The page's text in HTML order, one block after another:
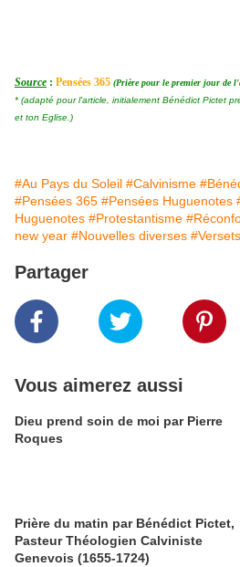
Source : Pensées 365 (Prière pour le premier jour de
* (adapté pour l'article, initialement Bénédict Pictet
et ton Eglise.)
#Au Pays du Soleil #Calvinisme
#Pensées 365 #Pensées Huguenotes
Huguenotes #Protestantisme
new year #Nouvelles diverses
Partager
Vous aimerez aussi
Dieu prend soin de moi par Pierre
Roques
Prière du matin par Bénédict Pictet,
Pasteur Théologien Calviniste
Genevois (1655-1724)